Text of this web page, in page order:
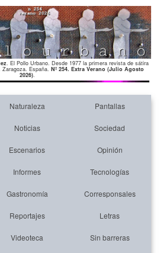
. El Pollo Urbano. Desde 1977 la primera revista de sátira
España. Nº 254. Extra Verano (Julio Agosto
2026).
Naturaleza Pantallas
Noticias Sociedad
Escenarios Opinión
Informes Tecnologías
Gastronomía Corresponsales
Reportajes Letras
Videoteca Sin barreras